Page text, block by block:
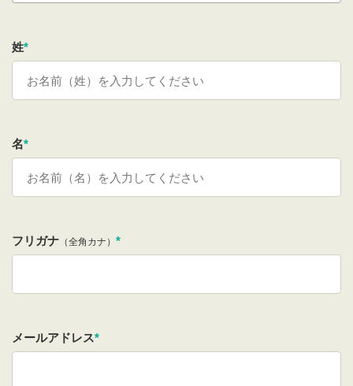
姓*
名*
フリガナ （全角カナ） *
メールアドレス*